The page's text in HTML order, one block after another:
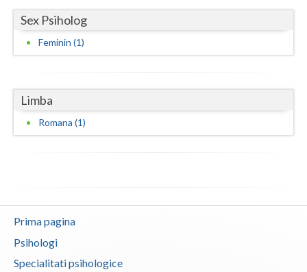
Prahova
Salaj
Sibiu
Suceava
Tulcea
Vaslui
Sex Psiholog
Feminin (1)
Limba
Romana (1)
Prima pagina
Psihologi
Specialitati psihologice